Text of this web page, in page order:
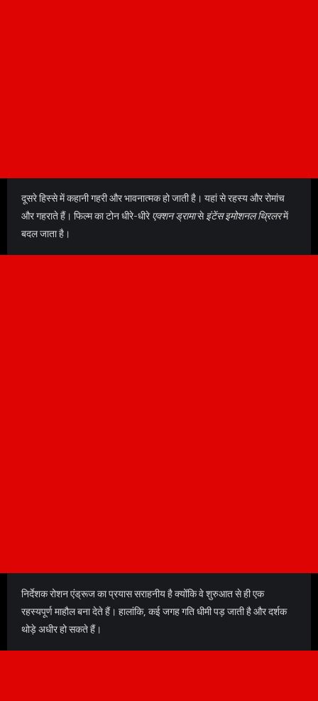
दूसरे हिस्से में कहानी गहरी और भावनात्मक हो जाती है। यहां से रहस्य और रोमांच
और गहराते हैं। फिल्म का टोन धीरे-धीरेएक्शन ड्रामासेइंटेंस इमोशनल थ्रिलरमें
बदल जाता है।
निर्देशक रोशन एंड्रूज का प्रयास सराहनीय है क्योंकि वे शुरुआत से ही एक
रहस्यपूर्ण माहौल बना देते हैं। हालांकि, कई जगह गति धीमी पड़ जाती है और दर्शक
थोड़े अधीर हो सकते हैं।